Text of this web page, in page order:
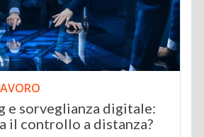
e sorveglianza digitale:
il controllo a distanza?